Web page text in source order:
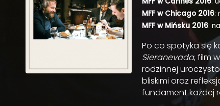
MFF w Chicago 2016:
MFF w Mińsku 2016:
Po co spotyka się
Sieranevada, film
rodzinnej
bliskimi oraz
fundament każdej